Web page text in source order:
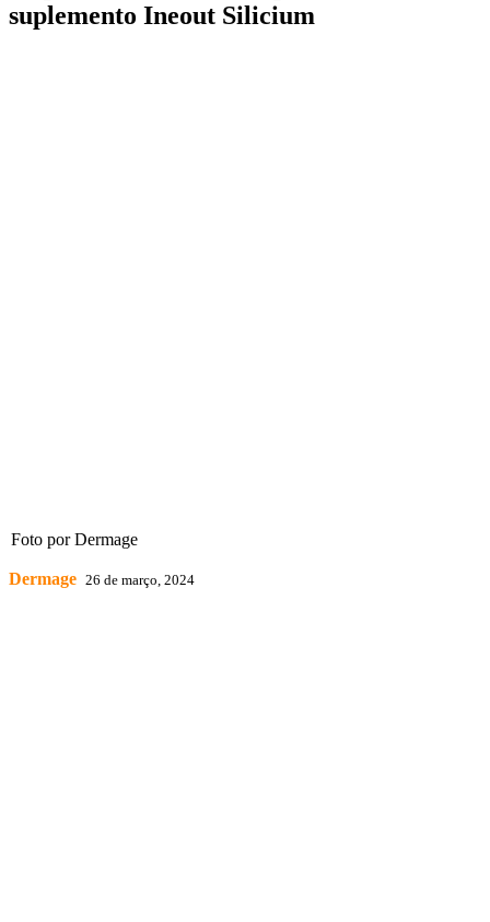
suplemento Ineout Silicium
Foto por Dermage
Dermage 26 de março, 2024